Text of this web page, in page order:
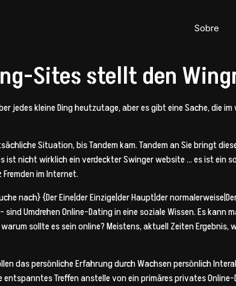
Sobre
Sites stellt den
jedes kleine Ding heutzutage, aber es gibt eine Sache, die
Situation, bis Tandem kam. Tandem an Sie bringt
ist nicht wirklich ein verdeckter Swinger website … es ist
im Internet.
nach} {Der Eine|der Einzige|der Haupt|der
sind Umdrehen Online-Dating in eine soziale Wissen. Es
sollte es sein online? Meistens, aktuell Zeiten
das persönliche Erfahrung durch Wachsen persönlich
entspanntes Treffen anstelle von ein primäres privates